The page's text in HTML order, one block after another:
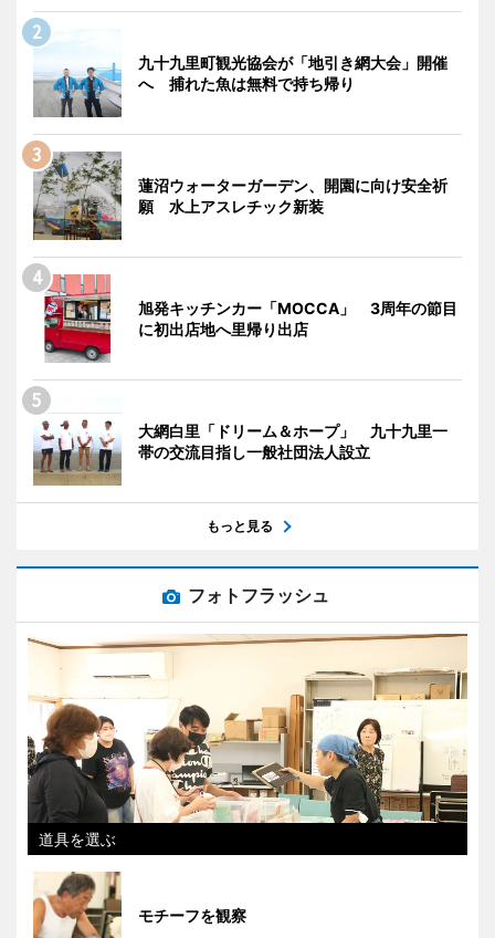
九十九里町観光協会が「地引き網大会」開催
へ 捕れた魚は無料で持ち帰り
蓮沼ウォーターガーデン、開園に向け安全祈
願 水上アスレチック新装
旭発キッチンカー「MOCCA」 3周年の節目
に初出店地へ里帰り出店
大網白里「ドリーム＆ホープ」 九十九里一
帯の交流目指し一般社団法人設立
もっと見る
フォトフラッシュ
道具を選ぶ
モチーフを観察